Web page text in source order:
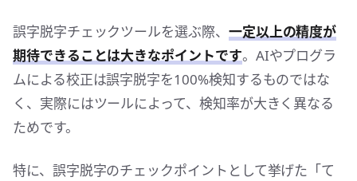
誤字脱字チェックツールを選ぶ際、 一定以上の精度が
期待できることは大きなポイントです。AIやプログラ
ムによる校正は誤字脱字を100%検知するものではな
く、実際にはツールによって、検知率が大きく異なる
ためです。
特に、誤字脱字のチェックポイントとして挙げた「て